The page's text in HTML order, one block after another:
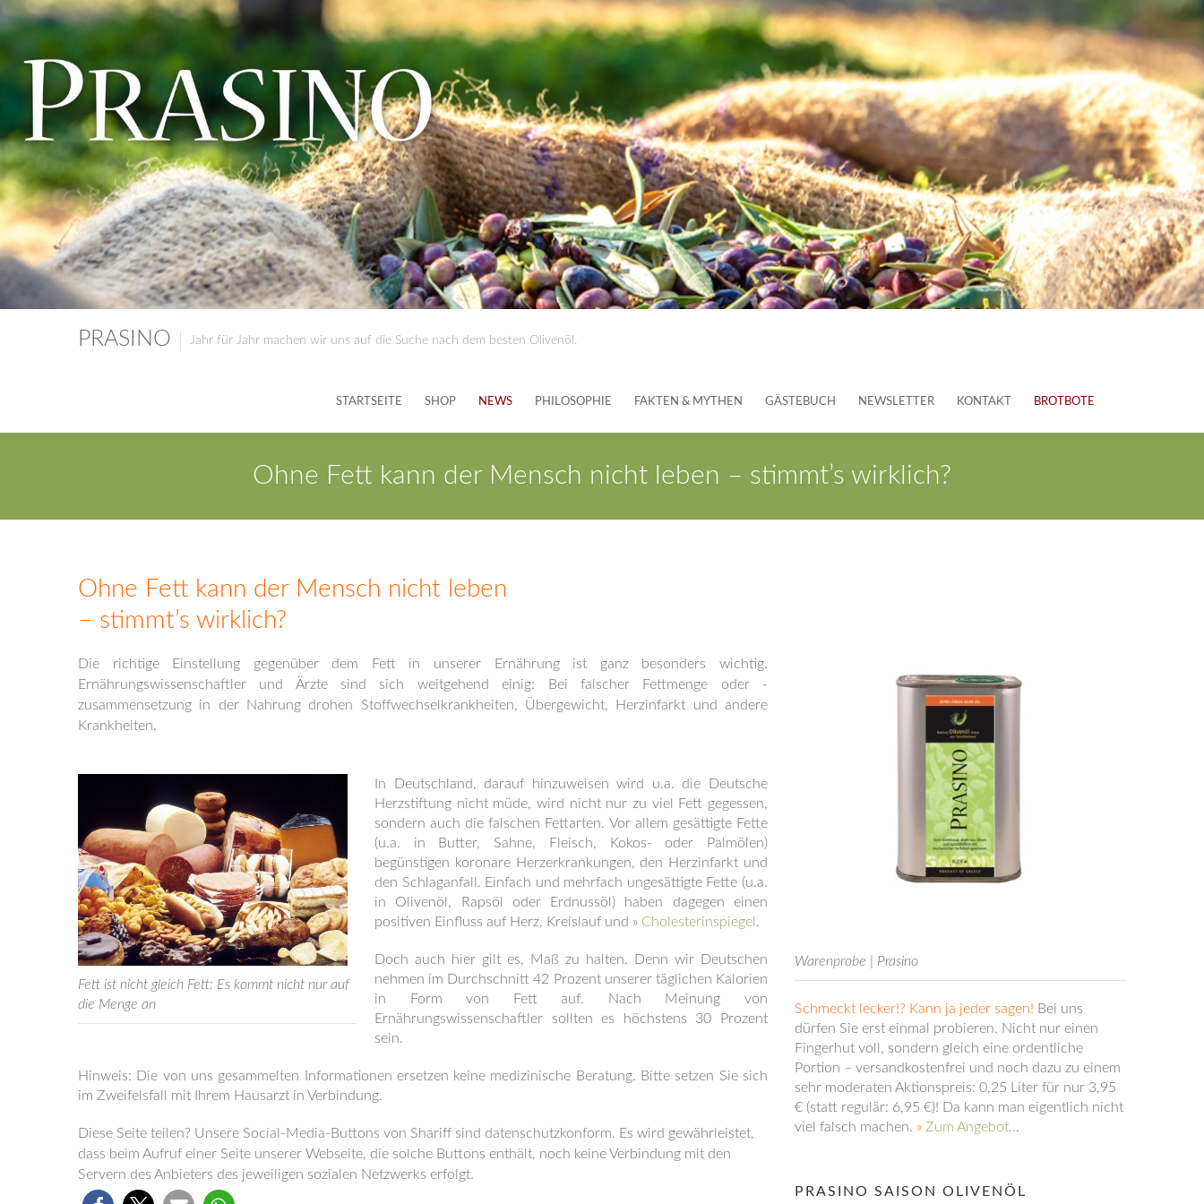
PRASINO Jahr für Jahr machen wir uns auf die Suche nach dem besten Olivenöl.
STARTSEITE SHOP NEWS PHILOSOPHIE FAKTEN & MYTHEN GÄSTEBUCH NEWSLETTER KONTAKT BROTBOTE
Ohne Fett kann der Mensch nicht leben – stimmt’s wirklich?
Ohne Fett kann der Mensch nicht leben
– stimmt’s wirklich?
Die richtige Einstellung gegenüber dem Fett in unserer Ernährung ist ganz besonders wichtig.
Ernährungswissenschaftler und Ärzte sind sich weitgehend einig: Bei falscher Fettmenge oder -
zusammensetzung in der Nahrung drohen Stoffwechselkrankheiten, Übergewicht, Herzinfarkt und andere
Krankheiten.
Fett ist nicht gleich Fett: Es kommt nicht nur auf
die Menge an
In Deutschland, darauf hinzuweisen wird u.a. die Deutsche
Herzstiftung nicht müde, wird nicht nur zu viel Fett gegessen,
sondern auch die falschen Fettarten. Vor allem gesättigte Fette
(u.a. in Butter, Sahne, Fleisch, Kokos- oder Palmölen)
begünstigen koronare Herzerkrankungen, den Herzinfarkt und
den Schlaganfall. Einfach und mehrfach ungesättigte Fette (u.a.
in Olivenöl, Rapsöl oder Erdnussöl) haben dagegen einen
positiven Einfluss auf Herz, Kreislauf und » Cholesterinspiegel .
Doch auch hier gilt es, Maß zu halten. Denn wir Deutschen
nehmen im Durchschnitt 42 Prozent unserer täglichen Kalorien
in Form von Fett auf. Nach Meinung von
Ernährungswissenschaftler sollten es höchstens 30 Prozent
sein.
Hinweis: Die von uns gesammelten Informationen ersetzen keine medizinische Beratung. Bitte setzen Sie sich
im Zweifelsfall mit Ihrem Hausarzt in Verbindung.
Diese Seite teilen? Unsere Social-Media-Buttons von Shariff sind datenschutzkonform. Es wird gewährleistet,
dass beim Aufruf einer Seite unserer Webseite, die solche Buttons enthält, noch keine Verbindung mit den
Servern des Anbieters des jeweiligen sozialen Netzwerks erfolgt.
Warenprobe | Prasino
Schmeckt lecker!? Kann ja jeder sagen! Bei uns
dürfen Sie erst einmal probieren. Nicht nur einen
Fingerhut voll, sondern gleich eine ordentliche
Portion – versandkostenfrei und noch dazu zu einem
sehr moderaten Aktionspreis: 0,25 Liter für nur 3,95
€ (statt regulär: 6,95 €)! Da kann man eigentlich nicht
viel falsch machen. » Zum Angebot...
PRASINO SAISON OLIVENÖL